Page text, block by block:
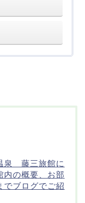
藤三旅館に
内の概要、お部
でブログでご紹